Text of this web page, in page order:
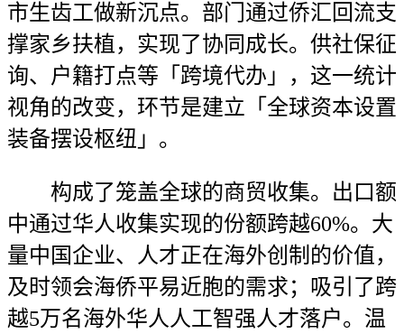
市生齿工做新沉点。部门通过侨汇回流支
撑家乡扶植，实现了协同成长。供社保征
询、户籍打点等「跨境代办」，这一统计
视角的改变，环节是建立「全球资本设置
装备摆设枢纽」。
构成了笼盖全球的商贸收集。出口额
中通过华人收集实现的份额跨越60%。大
量中国企业、人才正在海外创制的价值，
及时领会海侨平易近胞的需求；吸引了跨
越5万名海外华人人工智强人才落户。温